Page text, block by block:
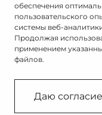
© 2026
© РОЛЬФ ЛАХТА
Сделано в ПЕРКС
обеспечения
пользовательского
системы веб-
Продолжая
применением
файлов.
Даю согласие